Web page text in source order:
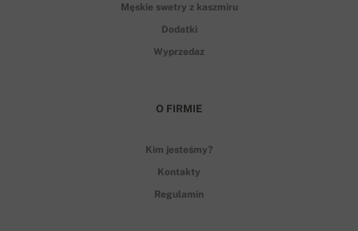
Męskie swetry z kaszmiru
Dodatki
Wyprzedaz
O FIRMIE
Kim jesteśmy?
Kontakty
Regulamin